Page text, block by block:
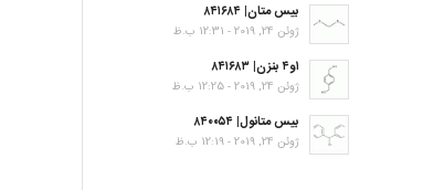
بیس متان| ۸۴۱۶۸۴
ژوئن 24, 2019 - 12:31 ب.ظ
۱و۴ بنزن| ۸۴۱۶۸۳
ژوئن 24, 2019 - 12:25 ب.ظ
بیس متانول| ۸۴۰۰۵۴
ژوئن 24, 2019 - 12:19 ب.ظ